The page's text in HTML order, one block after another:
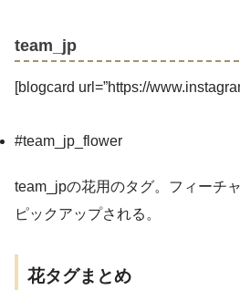
team_jp
[blogcard url=”https://
#team_jp_flower
team_jpの花用のタグ。フィーチ
ピックアップされる。
花タグまとめ